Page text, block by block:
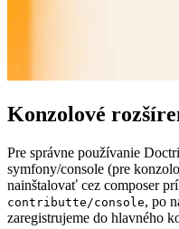
Konzolové
Pre správne používanie
symfony/console (pre
nainštalovať cez composer
contributte/console, po
zaregistrujeme do hlavného